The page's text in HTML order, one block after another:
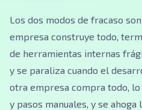
Los dos modos de fracaso
empresa construye todo,
de herramientas internas
y se paraliza cuando el
otra empresa compra todo,
y pasos manuales, y se